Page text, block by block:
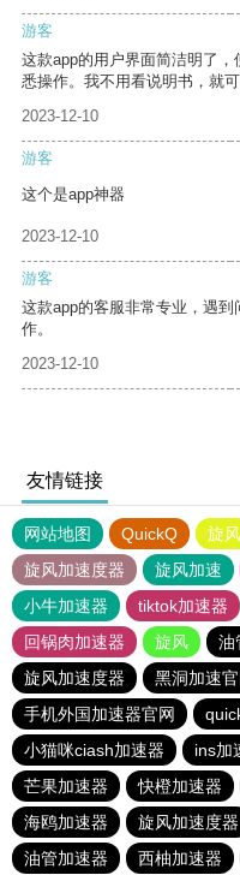
游客
这款app的用户界面简洁明了
悉操作。我不用看说明书，就
2023-12-10
游客
这个是app神器
2023-12-10
游客
这款app的客服非常专业，遇
作。
2023-12-10
友情链接
网站地图 QuickQ 旋
旋风加速度器
旋风加速
小牛加速器
tiktok加速器
回锅肉加速器
旋风 油
旋风加速度器
黑洞加速
手机外国加速器官网
小猫咪ciash加速器
ins加
芒果加速器
快橙加速器
海鸥加速器
旋风加速度器
油管加速器
西柚加速器